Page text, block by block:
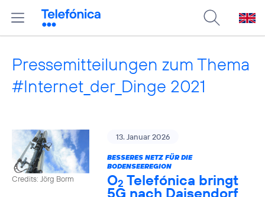
Pressemitteilungen zum Thema
#Internet_der_Dinge 2021
Credits: Jörg Borm
13. Januar 2026
BESSERES NETZ FÜR DIE
BODENSEEREGION
O2 Telefónica bringt
5G nach Daisendorf